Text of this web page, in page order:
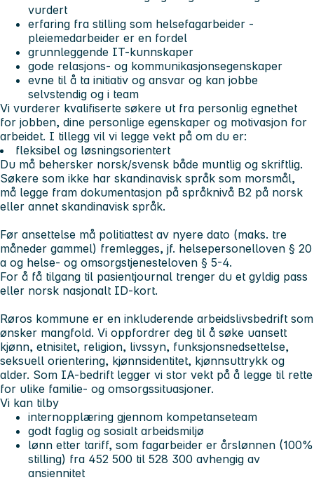
vurdert
erfaring fra stilling som helsefagarbeider -
pleiemedarbeider er en fordel
grunnleggende IT-kunnskaper
gode relasjons- og kommunikasjonsegenskaper
evne til å ta initiativ og ansvar og kan jobbe
selvstendig og i team
Vi vurderer kvalifiserte søkere ut fra personlig egnethet
for jobben, dine personlige egenskaper og motivasjon for
arbeidet. I tillegg vil vi legge vekt på om du er:
fleksibel og løsningsorientert
Du må behersker norsk/svensk både muntlig og skriftlig.
Søkere som ikke har skandinavisk språk som morsmål,
må legge fram dokumentasjon på språknivå B2 på norsk
eller annet skandinavisk språk.
Før ansettelse må politiattest av nyere dato (maks. tre
måneder gammel) fremlegges, jf. helsepersonelloven § 20
a og helse- og omsorgstjenesteloven § 5-4.
For å få tilgang til pasientjournal trenger du et gyldig pass
eller norsk nasjonalt ID-kort.
Røros kommune er en inkluderende arbeidslivsbedrift som
ønsker mangfold. Vi oppfordrer deg til å søke uansett
kjønn, etnisitet, religion, livssyn, funksjonsnedsettelse,
seksuell orientering, kjønnsidentitet, kjønnsuttrykk og
alder. Som IA-bedrift legger vi stor vekt på å legge til rette
for ulike familie- og omsorgssituasjoner.
Vi kan tilby
internopplæring gjennom kompetanseteam
godt faglig og sosialt arbeidsmiljø
lønn etter tariff, som fagarbeider er årslønnen (100%
stilling) fra 452 500 til 528 300 avhengig av
ansiennitet